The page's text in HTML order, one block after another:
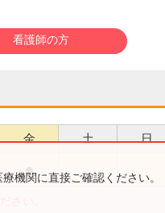
看護師の方
金 土 日
●
さい。
機関に直接ご確認ください。